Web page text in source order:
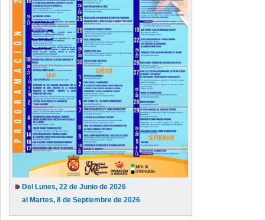
Del Lunes, 22 de Junio de 2026
al Martes, 8 de Septiembre de 2026